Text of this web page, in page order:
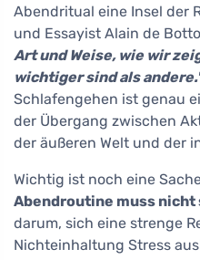
Abendritual eine Insel der
und Essayist Alain de
Art und Weise, wie wir
wichtiger sind als
Schlafengehen ist genau
der Übergang zwischen
der äußeren Welt und der
Wichtig ist noch eine
Abendroutine muss nicht
darum, sich eine strenge
Nichteinhaltung Stress